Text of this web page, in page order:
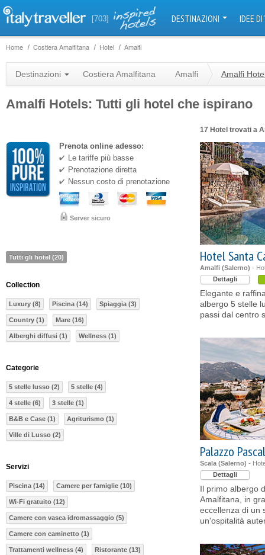
[703] DESTINAZIONI IDEE
Home Costiera Amalfitana Hotel Amalfi
Destinazioni Costiera Amalfitana Amalfi Amalfi
Amalfi Hotels: Tutti gli hotel che ispirano
17 Hotel trovati a
Hotel Santa
Amalfi (Salerno) -
Dettagli
Elegante e
albergo 5 stelle
passi dal centro
Palazzo Pascal
Scala (Salerno) -
Dettagli
Il primo albergo
Amalfitana, in
eccellenza di un
un'ospitalità
Prenota online adesso:
Le tariffe più basse
Prenotazione diretta
Nessun costo di prenotazione
Server sicuro
Tutti gli hotel (20)
Collection
Luxury (8) Piscina (14) Spiaggia (3)
Country (1) Mare (16)
Alberghi diffusi (1) Wellness (1)
Categorie
5 stelle lusso (2) 5 stelle (4)
4 stelle (6) 3 stelle (1)
B&B e Case (1) Agriturismo (1)
Ville di Lusso (2)
Servizi
Piscina (14) Camere per famiglie (10)
Wi-Fi gratuito (12)
Camere con vasca idromassaggio (5)
Camere con caminetto (1)
Trattamenti wellness (4) Ristorante (13)